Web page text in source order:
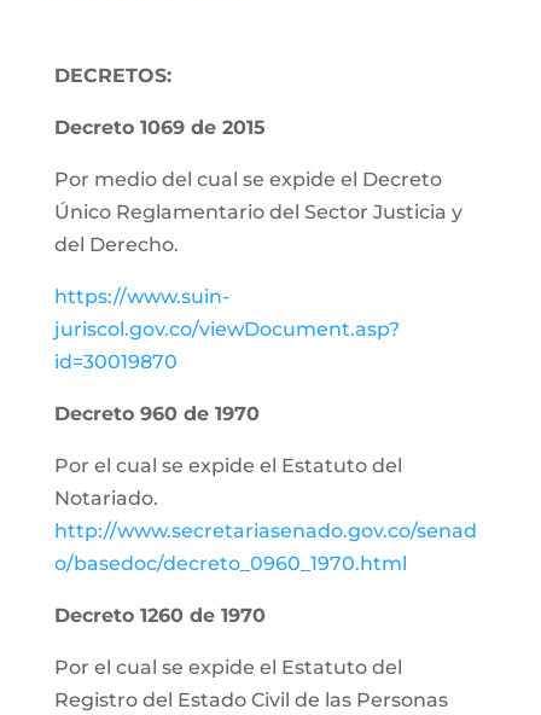
DECRETOS:
Decreto 1069 de 2015
Por medio del cual se expide el Decreto
Único Reglamentario del Sector Justicia y
del Derecho.
https://www.suin-
juriscol.gov.co/viewDocument.asp?
id=30019870
Decreto 960 de 1970
Por el cual se expide el Estatuto del
Notariado.
http://www.secretariasenado.gov.co/senad
o/basedoc/decreto_0960_1970.html
Decreto 1260 de 1970
Por el cual se expide el Estatuto del
Registro del Estado Civil de las Personas